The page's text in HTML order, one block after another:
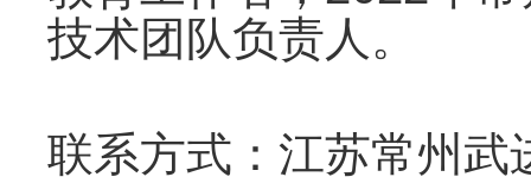
技术团队负责人。
联系方式：江苏常州武